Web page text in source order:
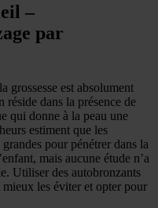
–
par
grossesse est absolument
dans la présence de
qui donne à la peau une
estiment que les
pour pénétrer dans la
mais aucune étude n’a
Utiliser des autobronzants
mieux les éviter et opter pour